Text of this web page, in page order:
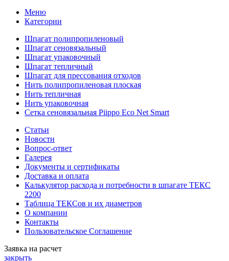
Меню
Категории
Шпагат полипропиленовый
Шпагат сеновязальный
Шпагат упаковочный
Шпагат тепличный
Шпагат для прессования отходов
Нить полипропиленовая плоская
Нить тепличная
Нить упаковочная
Сетка сеновязальная Piippo Eco Net Smart
Статьи
Новости
Вопрос-ответ
Галерея
Документы и сертификаты
Доставка и оплата
Калькулятор расхода и потребности в шпагате ТЕКС
2200
Таблица ТЕКСов и их диаметров
О компании
Контакты
Пользовательское Соглашение
Заявка на расчет
закрыть